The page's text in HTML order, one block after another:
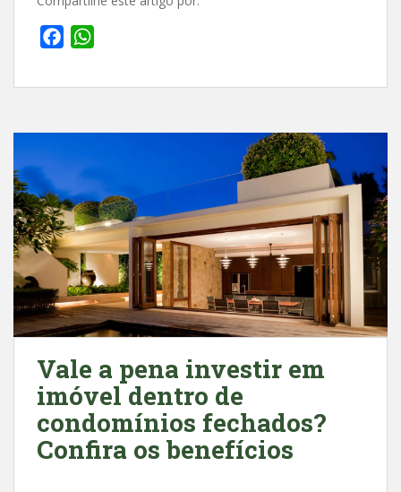
c
b
k
a
s
p
p
Vale a pena investir em
imóvel dentro de
condomínios fechados?
Confira os benefícios